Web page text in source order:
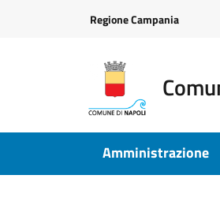
Regione Campania
Amministrazione